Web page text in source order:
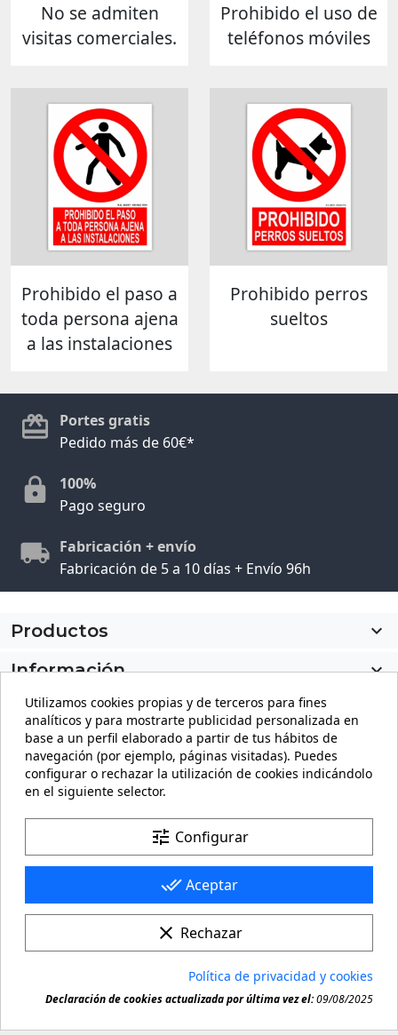
No se admiten
visitas comerciales.
Prohibido el uso de
teléfonos móviles
Prohibido el paso a
toda persona ajena
a las instalaciones
Prohibido perros
sueltos
Portes gratis
Pedido más de 60€*
100%
Pago seguro
Fabricación + envío
Fabricación de 5 a 10 días + Envío 96h
Productos

Información

Mi cuenta
Información de la tienda
Facebook
© 2026 - carteling.com es una marca registrada. Queda
prohibida toda copia o reproducción de cualquier
material de este sitio.

Utilizamos cookies propias y de terceros para fines
analíticos y para mostrarte publicidad personalizada en
base a un perfil elaborado a partir de tus hábitos de
navegación (por ejemplo, páginas visitadas). Puedes
configurar o rechazar la utilización de cookies indicándolo
en el siguiente selector.
tune Configurar
done_all Aceptar
clear Rechazar
Política de privacidad y cookies
Declaración de cookies actualizada por última vez el:09/08/2025